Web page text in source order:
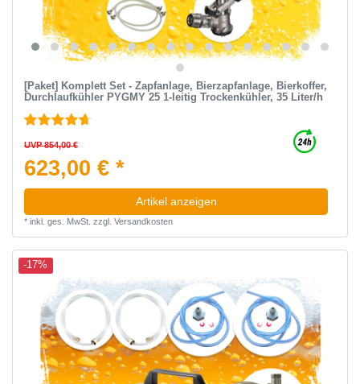
[Paket] Komplett Set - Zapfanlage, Bierzapfanlage, Bierkoffer,
Durchlaufkühler PYGMY 25 1-leitig Trockenkühler, 35 Liter/h
UVP 854,00 €
623,00 € *
Artikel anzeigen
* inkl. ges. MwSt. zzgl. Versandkosten
-17%